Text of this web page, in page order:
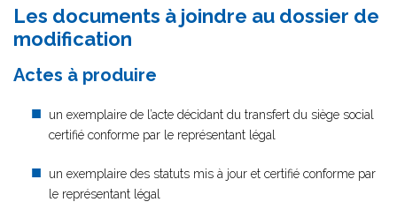
Les documents à joindre au dossier de
modification
Actes à produire
un exemplaire de l’acte décidant du transfert du siège social
certifié conforme par le représentant légal
un exemplaire des statuts mis à jour et certifié conforme par
le représentant légal